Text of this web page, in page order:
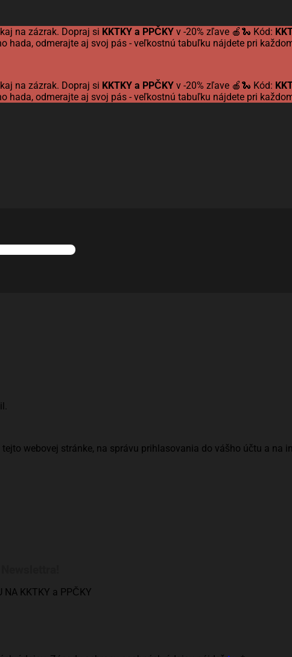
na zázrak. Dopraj si KKTKY a PPČKY v -20% zľave 🍎🐍 Kód:
hada, odmerajte aj svoj pás - veľkostnú tabuľku nájdete pri
na zázrak. Dopraj si KKTKY a PPČKY v -20% zľave 🍎🐍 Kód:
hada, odmerajte aj svoj pás - veľkostnú tabuľku nájdete pri
webovej stránke, na správu prihlasovania do vášho účtu a na
NA KKTKY a PPČKY